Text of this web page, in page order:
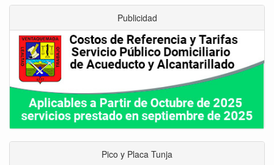
Publicidad
Pico y Placa Tunja